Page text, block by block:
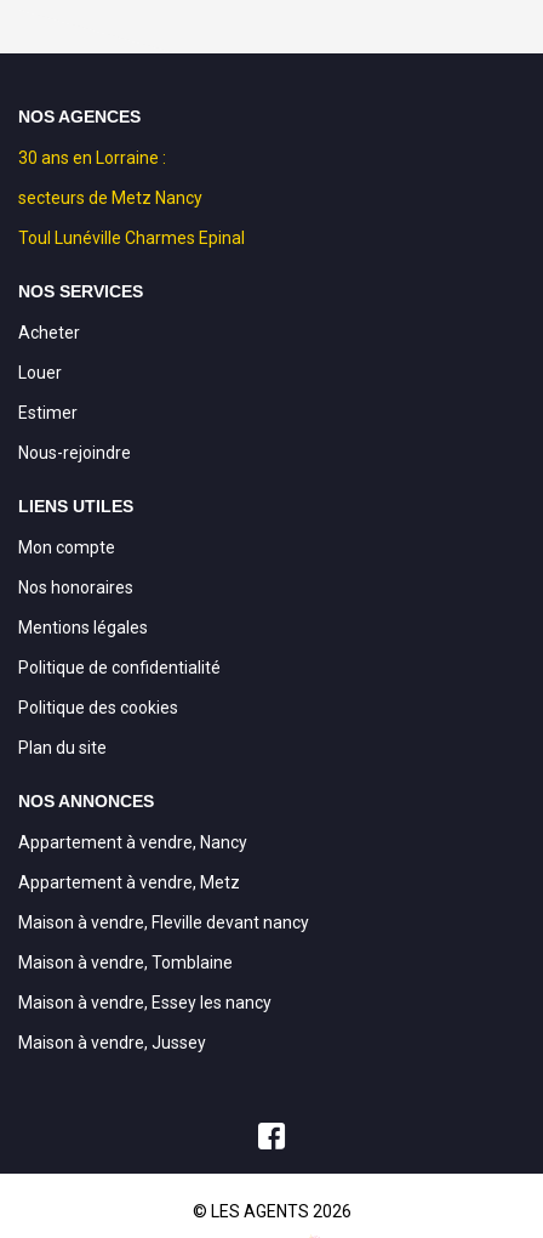
NOS AGENCES
30 ans en Lorraine :
secteurs de Metz Nancy
Toul Lunéville Charmes Epinal
NOS SERVICES
Acheter
Louer
Estimer
Nous-rejoindre
LIENS UTILES
Mon compte
Nos honoraires
Mentions légales
Politique de confidentialité
Politique des cookies
Plan du site
NOS ANNONCES
Appartement à vendre, Nancy
Appartement à vendre, Metz
Maison à vendre, Fleville devant nancy
Maison à vendre, Tomblaine
Maison à vendre, Essey les nancy
Maison à vendre, Jussey
© LES AGENTS 2026